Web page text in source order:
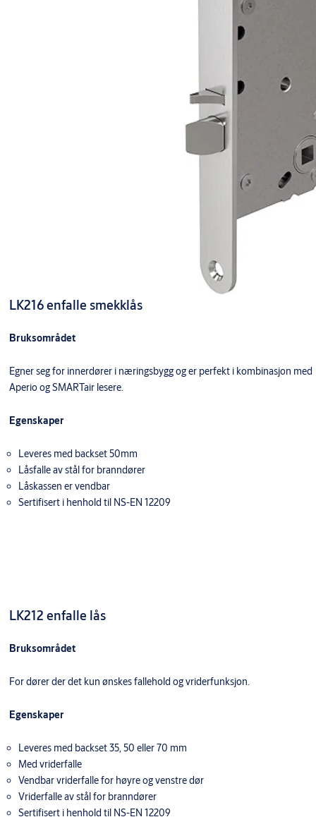
LK216 enfalle smekklås
Bruksområdet
Egner seg for innerdører i næringsbygg og er perfekt i kombinasjon med
Aperio og SMARTair lesere.
Egenskaper
Leveres med backset 50mm
Låsfalle av stål for branndører
Låskassen er vendbar
Sertifisert i henhold til NS-EN 12209
LK212 enfalle lås
Bruksområdet
For dører der det kun ønskes fallehold og vriderfunksjon.
Egenskaper
Leveres med backset 35, 50 eller 70 mm
Med vriderfalle
Vendbar vriderfalle for høyre og venstre dør
Vriderfalle av stål for branndører
Sertifisert i henhold til NS-EN 12209